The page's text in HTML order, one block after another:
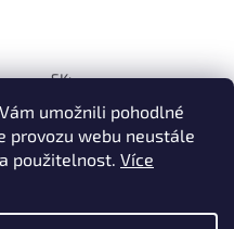
umožnili pohodlné
provozu webu neustále
použitelnost. Více
SK:
Shoptet
Všechna práva vyhrazena.